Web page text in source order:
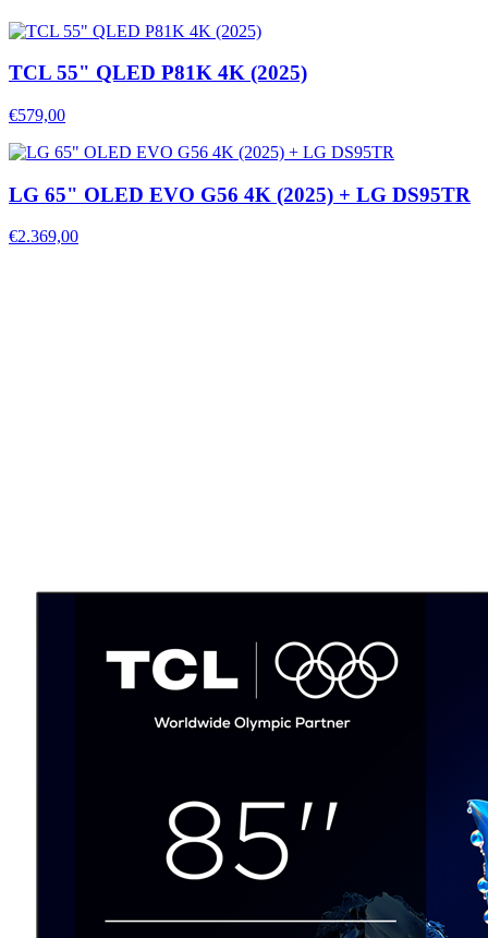
TCL 55" QLED P81K 4K (2025)
€579,00
LG 65" OLED EVO G56 4K (2025) + LG DS95TR
€2.369,00